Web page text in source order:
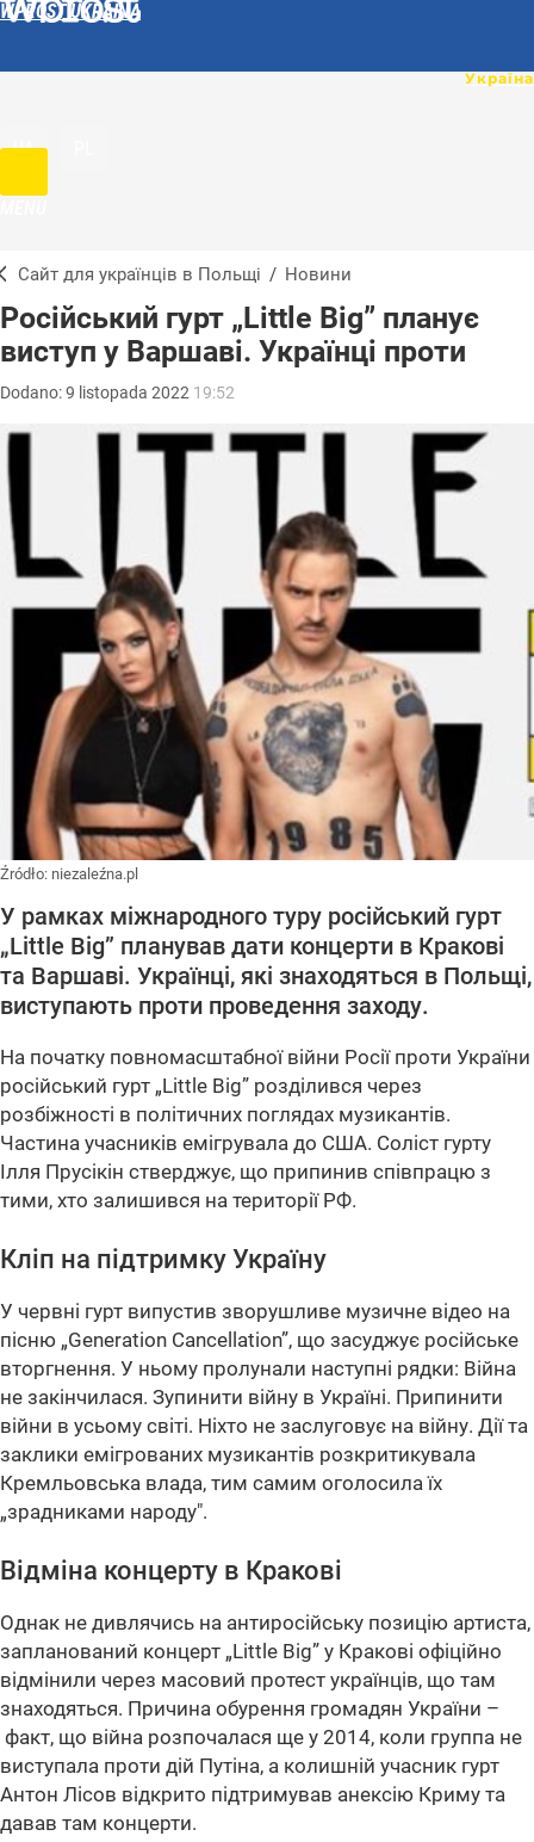
WPROST UKRAINA
UA
Сайт для українців в Польщі / Новини
Російський гурт „Little Big” планує
виступ у Варшаві. Українці проти
Dodano:9 listopada 2022 19:52
Źródło: niezaleźna.pl
У рамках міжнародного туру російський гурт
„Little Big” планував дати концерти в Кракові
та Варшаві. Українці, які знаходяться в Польщі,
виступають проти проведення заходу.
На початку повномасштабної війни Росії проти України
російський гурт „Little Big” розділився через
розбіжності в політичних поглядах музикантів.
Частина учасників емігрувала до США. Соліст гурту
Ілля Прусікін стверджує, що припинив співпрацю з
тими, хто залишився на території РФ.
Кліп на підтримку Україну
У червні гурт випустив зворушливе музичне відео на
пісню „Generation Cancellation”, що засуджує російське
вторгнення. У ньому пролунали наступні рядки: Війна
не закінчилася. Зупинити війну в Україні. Припинити
війни в усьому світі. Ніхто не заслуговує на війну. Дії та
заклики емігрованих музикантів розкритикувала
Кремльовська влада, тим самим оголосила їх
„зрадниками народу".
Відміна концерту в Кракові
Однак не дивлячись на антиросійську позицію артиста,
запланований концерт „Little Big” у Кракові офіційно
відмінили через масовий протест українців, що там
знаходяться. Причина обурення громадян України –
факт, що війна розпочалася ще у 2014, коли группа не
виступала проти дій Путіна, а колишній учасник гурт
Антон Лісов відкрито підтримував анексію Криму та
давав там концерти.